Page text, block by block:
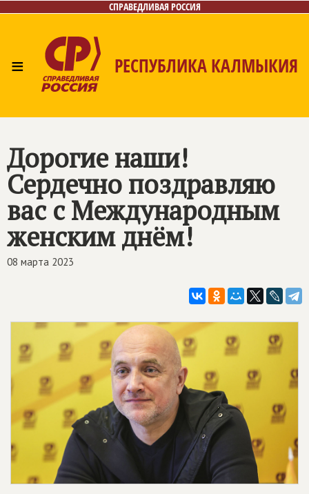
СПРАВЕДЛИВАЯ РОССИЯ
≡ РЕСПУБЛИКА КАЛМЫКИЯ
Дорогие наши!
Сердечно поздравляю
вас с Международным
женским днём!
08 марта 2023